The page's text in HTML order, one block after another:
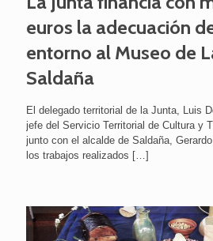
euros la adecuación
entorno al Museo de
Saldaña
El delegado territorial de la Junta, Luis
jefe del Servicio Territorial de Cultura y
junto con el alcalde de Saldaña,
los trabajos realizados […]